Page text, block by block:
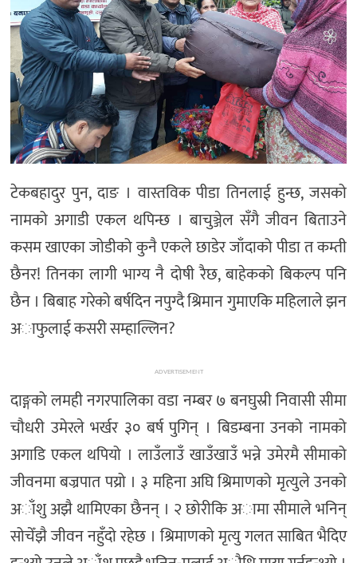
टेकबहादुर पुन, दाङ । वास्तविक पीडा तिनलाई हुन्छ, जसको
नामको अगाडी एकल थपिन्छ । बाचुञ्जेल सँगै जीवन बिताउने
कसम खाएका जोडीको कुनै एकले छाडेर जाँदाको पीडा त कम्ती
छैनर! तिनका लागी भाग्य नै दोषी रैछ, बाहेकको बिकल्प पनि
छैन । बिबाह गरेको बर्षदिन नपुग्दै श्रिमान गुमाएकि महिलाले झन
अाफुलाई कसरी सम्हाल्लिन?
ADVERTISEMENT
दाङ्गको लमही नगरपालिका वडा नम्बर ७ बनघुस्री निवासी सीमा
चौधरी उमेरले भर्खर ३० बर्ष पुगिन् । बिडम्बना उनको नामको
अगाडि एकल थपियो । लाउँलाउँ खाउँखाउँ भन्ने उमेरमै सीमाको
जीवनमा बज्रपात पय्रो । ३ महिना अघि श्रिमाणको मृत्युले उनको
अाँशु अझै थामिएका छैनन् । २ छोरीकि अामा सीमाले भनिन्
सोचेँझै जीवन नहुँदो रहेछ । श्रिमाणको मृत्यु गलत साबित भैदिए